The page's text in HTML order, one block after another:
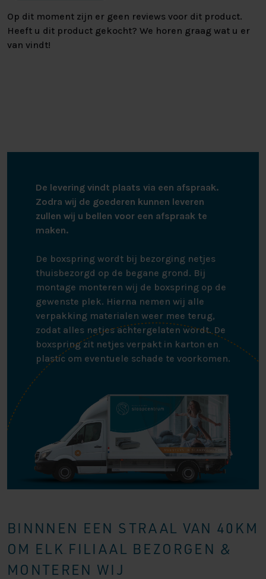
Op dit moment zijn er geen reviews voor dit product.
Heeft u dit product gekocht? We horen graag wat u er
van vindt!
De levering vindt plaats via een afspraak.
Zodra wij de goederen kunnen leveren
zullen wij u bellen voor een afspraak te
maken.
De boxspring wordt bij bezorging netjes
thuisbezorgd op de begane grond. Bij
montage monteren wij de boxspring op de
gewenste plek. Hierna nemen wij alle
verpakking materialen weer mee terug,
zodat alles netjes achtergelaten wordt. De
boxspring zit netjes verpakt in karton en
plastic om eventuele schade te voorkomen.
BINNNEN EEN STRAAL VAN 40KM
OM ELK FILIAAL BEZORGEN &
MONTEREN WIJ